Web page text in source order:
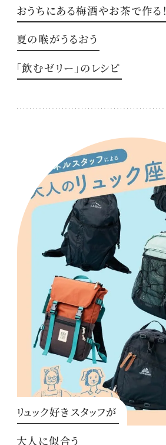
おうちにある梅酒やお茶で作る！
夏の喉がうるおう
「飲むゼリー」のレシピ
リュック好きスタッフが
大人に似合う